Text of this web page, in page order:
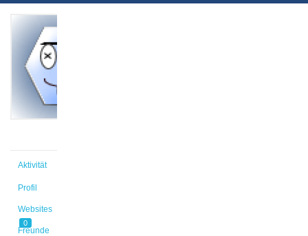
Aktivität
Profil
Websites
0
Freunde